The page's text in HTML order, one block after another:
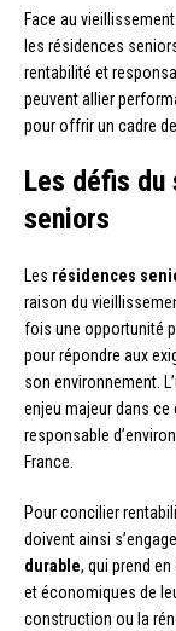
Face au
les résidences
rentabilité et
peuvent allier
pour offrir un cadre
Les défis
seniors
Les résidences
raison du
fois une opportunité
pour répondre aux
son environnement.
enjeu majeur dans
responsable
France.
Pour concilier
doivent ainsi
durable, qui prend
et économiques de
construction ou la